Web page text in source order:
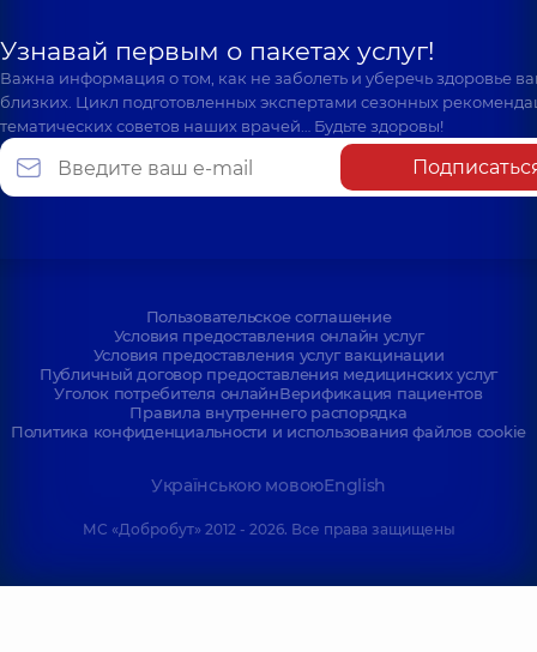
Узнавай первым о пакетах услуг!
Важна информация о том, как не заболеть и уберечь здоровье
близких. Цикл подготовленных экспертами сезонных
тематических советов наших врачей… Будьте здоровы!
Пользовательское соглашение
Условия предоставления онлайн услуг
Условия предоставления услуг вакцинации
Публичный договор предоставления медицинских услуг
Уголок потребителя онлайнВерификация пациентов
Правила внутреннего распорядка
Политика конфиденциальности и использования файлов cookie
Українською мовоюEnglish
МС «Добробут» 2012 - 2026. Все права защищены